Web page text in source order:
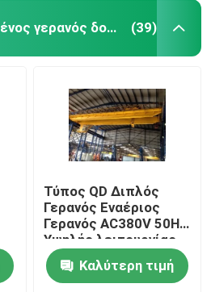
Διπλός υπερυψωμένος γερανός δοκών (39)
Τύπος QD Διπλός
Γερανός Εναέριος
Γερανός AC380V 50Hz
Υψηλής λειτουργίας
Καλύτερη τιμή